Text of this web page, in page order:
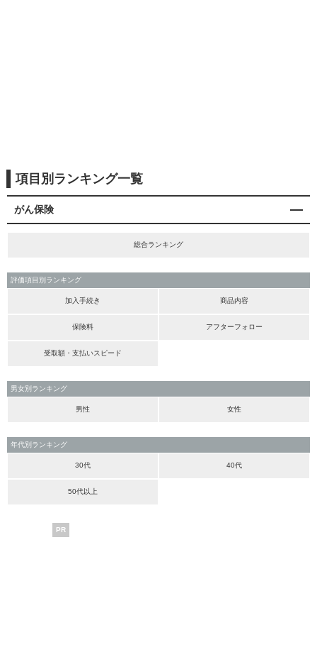
項目別ランキング一覧
がん保険
総合ランキング
評価項目別ランキング
加入手続き 商品内容
保険料 アフターフォロー
受取額・支払いスピード
男女別ランキング
男性 女性
年代別ランキング
30代 40代
50代以上
PR